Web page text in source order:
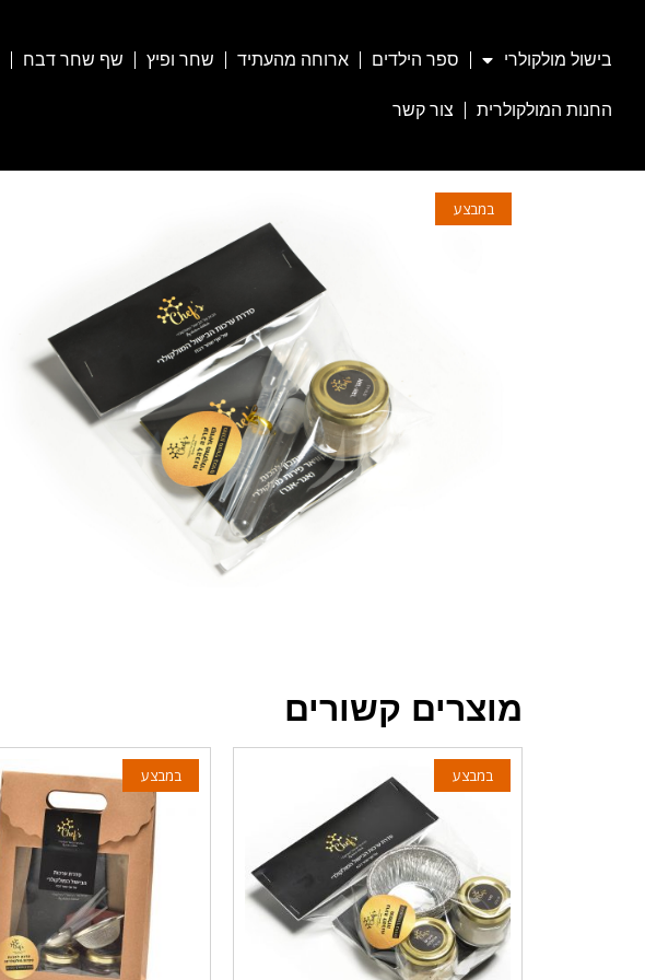
בישול מולקולרי ספר הילדים ארוחה מהעתיד שחר ופיץ שף שחר דבח
החנות המולקולרית צור קשר
במבצע
מוצרים קשורים
במבצע במבצע